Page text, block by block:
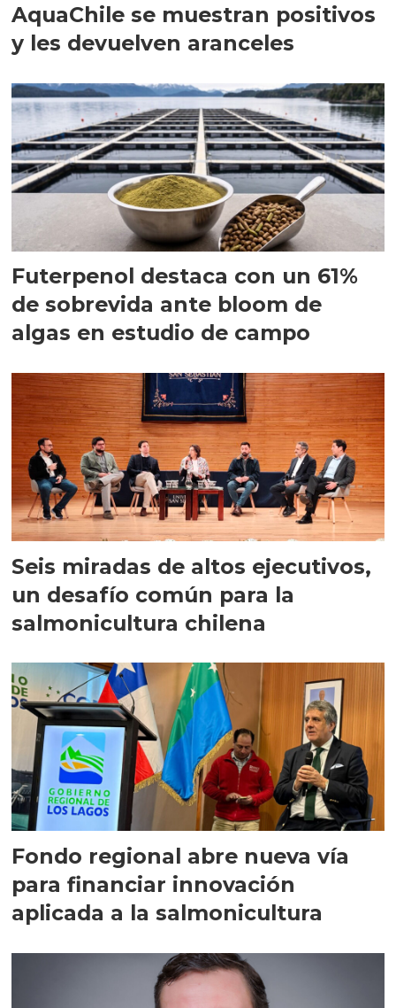
AquaChile se muestran positivos
y les devuelven aranceles
Futerpenol destaca con un 61%
de sobrevida ante bloom de
algas en estudio de campo
Seis miradas de altos ejecutivos,
un desafío común para la
salmonicultura chilena
Fondo regional abre nueva vía
para financiar innovación
aplicada a la salmonicultura